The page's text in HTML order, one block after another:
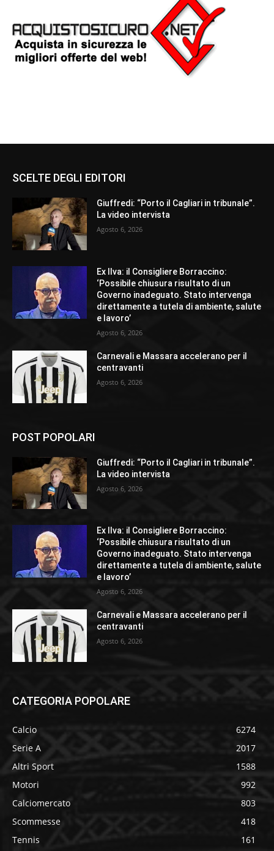
SCELTE DEGLI EDITORI
Giuffredi: “Porto il Cagliari in tribunale”.
La video intervista
Agosto 6, 2026
Ex Ilva: il Consigliere Borraccino:
‘Possibile chiusura risultato di un
Governo inadeguato. Stato intervenga
direttamente a tutela di ambiente, salute
e lavoro’
Agosto 6, 2026
Carnevali e Massara accelerano per il
centravanti
Agosto 6, 2026
POST POPOLARI
Giuffredi: “Porto il Cagliari in tribunale”.
La video intervista
Agosto 6, 2026
Ex Ilva: il Consigliere Borraccino:
‘Possibile chiusura risultato di un
Governo inadeguato. Stato intervenga
direttamente a tutela di ambiente, salute
e lavoro’
Agosto 6, 2026
Carnevali e Massara accelerano per il
centravanti
Agosto 6, 2026
CATEGORIA POPOLARE
Calcio
6274
Serie A
2017
Altri Sport
1588
Motori
992
Calciomercato
803
Scommesse
418
Tennis
161